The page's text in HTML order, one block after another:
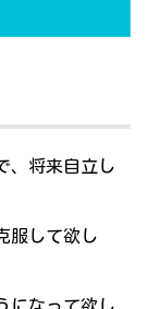
、将来自立し
服して欲し